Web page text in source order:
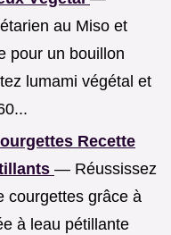
au Miso et
pour un bouillon
lumami végétal et
Recette
— Réussissez
courgettes grâce à
à leau pétillante